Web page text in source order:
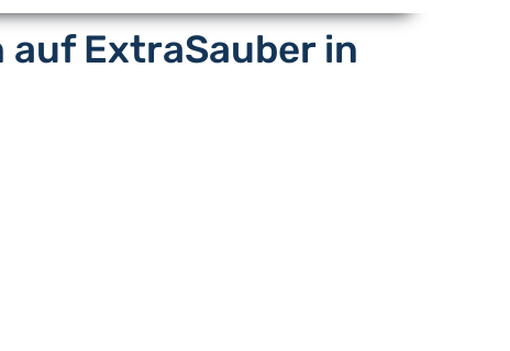
ExtraSauber in